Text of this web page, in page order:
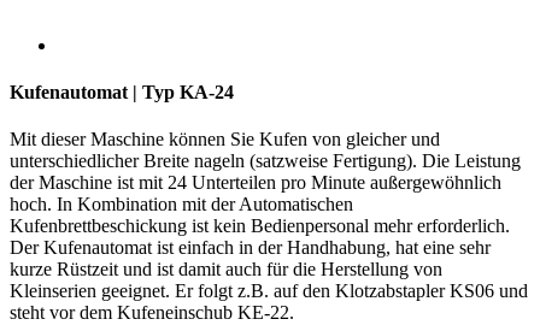
Kufenautomat | Typ KA-24
Mit dieser Maschine können Sie Kufen von gleicher und
unterschiedlicher Breite nageln (satzweise Fertigung). Die Leistung
der Maschine ist mit 24 Unterteilen pro Minute außergewöhnlich
hoch. In Kombination mit der Automatischen
Kufenbrettbeschickung ist kein Bedienpersonal mehr erforderlich.
Der Kufenautomat ist einfach in der Handhabung, hat eine sehr
kurze Rüstzeit und ist damit auch für die Herstellung von
Kleinserien geeignet. Er folgt z.B. auf den Klotzabstapler KS06 und
steht vor dem Kufeneinschub KE-22.